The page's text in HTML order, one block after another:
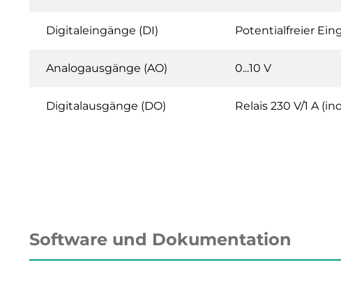
Digitaleingänge (DI) Potentialfreier
Analogausgänge (AO) 0...10 V
Digitalausgänge (DO) Relais 230 V/1 A
Software und Dokumentation